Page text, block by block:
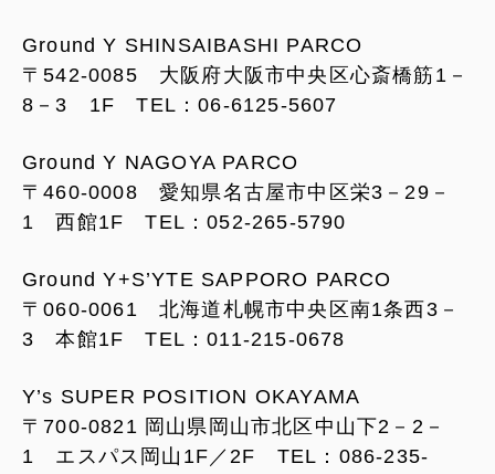
Ground Y SHINSAIBASHI PARCO
〒542-0085 大阪府大阪市中央区心斎橋筋1－
8－3 1F TEL：06-6125-5607
Ground Y NAGOYA PARCO
〒460-0008 愛知県名古屋市中区栄3－29－
1 西館1F TEL：052-265-5790
Ground Y+S’YTE SAPPORO PARCO
〒060-0061 北海道札幌市中央区南1条西3－
3 本館1F TEL：011-215-0678
Y’s SUPER POSITION OKAYAMA
〒700-0821 岡山県岡山市北区中山下2－2－
1 エスパス岡山1F／2F TEL：086-235-